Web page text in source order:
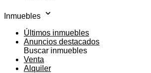
Inmuebles
Últimos inmuebles
Anuncios destacados
Buscar inmuebles
Venta
Alquiler